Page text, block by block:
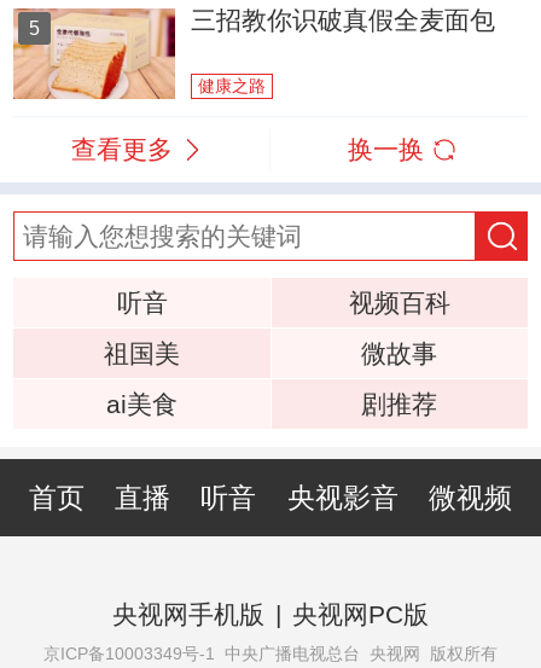
5 三招教你识破真假全麦面包
健康之路
查看更多 换一换
听音
视频百科
祖国美
微故事
ai美食
剧推荐
首页 直播 听音 央视影音 微视频
央视网手机版 | 央视网PC版
京ICP备10003349号-1 中央广播电视总台 央视网 版权所有